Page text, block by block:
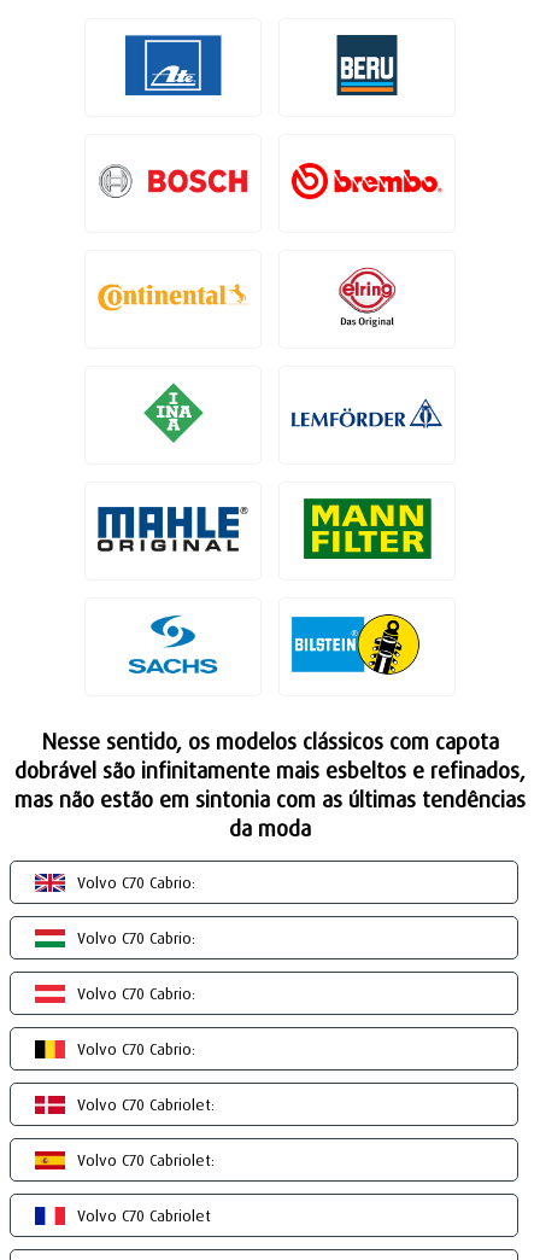
Nesse sentido, os modelos clássicos com capota
dobrável são infinitamente mais esbeltos e refinados,
mas não estão em sintonia com as últimas tendências
da moda
Volvo C70 Cabrio:
Volvo C70 Cabrio:
Volvo C70 Cabrio:
Volvo C70 Cabrio:
Volvo C70 Cabriolet:
Volvo C70 Cabriolet:
Volvo C70 Cabriolet